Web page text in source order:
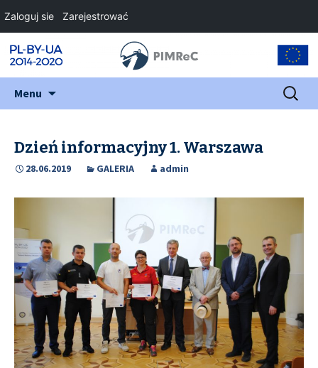
Menu Szukaj:
Dzień informacyjny 1. Warszawa
28.06.2019 GALERIA admin
Zaloguj sie Zarejestrować